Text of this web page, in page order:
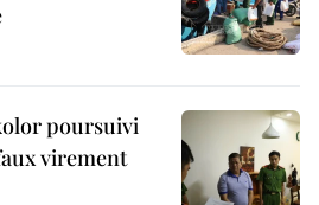
poursuivi
virement